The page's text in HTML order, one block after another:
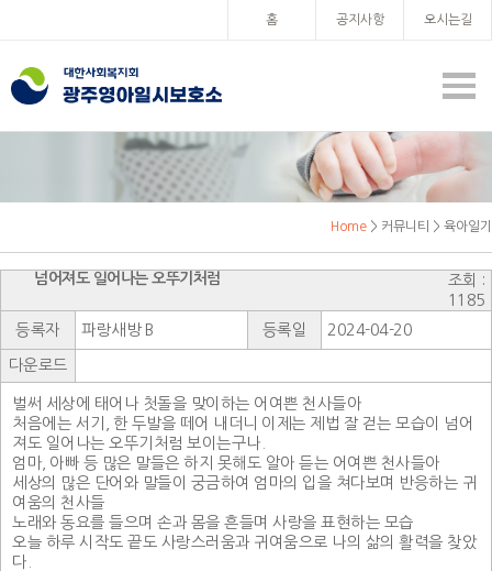
홈 공지사항 오시는길
Home > 커뮤니티 > 육아일기
넘어져도 일어나는 오뚜기처럼
조회 :
1185
등록자
파랑새방 B 등록일 2024-04-20
다운로드
벌써 세상에 태어나 첫돌을 맞이하는 어여쁜 천사들아
처음에는 서기, 한 두발을 떼어 내더니 이제는 제법 잘 걷는 모습이 넘어
져도 일어나는 오뚜기처럼 보이는구나.
엄마, 아빠 등 많은 말들은 하지 못해도 알아 듣는 어여쁜 천사들아
세상의 많은 단어와 말들이 궁금하여 엄마의 입을 쳐다보며 반응하는 귀
여움의 천사들
노래와 동요를 들으며 손과 몸을 흔들며 사랑을 표현하는 모습
오늘 하루 시작도 끝도 사랑스러움과 귀여움으로 나의 삶의 활력을 찾았
다.